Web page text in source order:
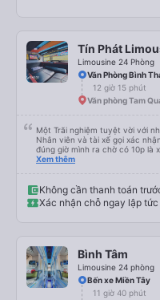
Tín Phát
Limousine 24 Phòng
Văn Phòng Bình
12 giờ 15 phút
Văn phòng Tam
Một Trãi nghiệm tuyệt vời với
Nhân viên và tài xế gọi xác
đúng giờ mình ra chờ có 10p là
đợi cực + Xe mới, xịn, thơm và Đặt biệt là cực kỳ ưng mền gối trên xe luôn
trên không bị vướng chân như các xe khác
tình hỗ trợ hỏi đón trả cực bao nhiệt
có bánh nước, khăn lạnh. Tới
Xem thêm
Không cần thanh toán
Xác nhận chỗ ngay lập tức
Bình Tâm
Limousine 24 phòng
Bến xe Miền Tây
11 giờ 40 phút